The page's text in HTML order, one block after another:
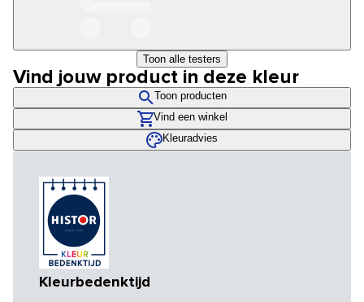
Toon alle testers
Vind jouw product in deze kleur
Toon producten
Vind een winkel
Kleuradvies
Kleurbedenktijd